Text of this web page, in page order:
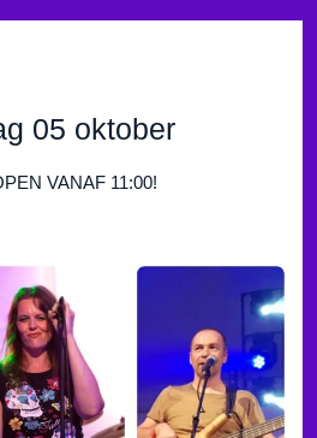
05 oktober
VANAF 11:00!